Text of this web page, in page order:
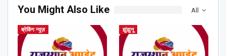
All
You Might Also Like
ब्रेकिंग न्यूज़ झुंझुनू